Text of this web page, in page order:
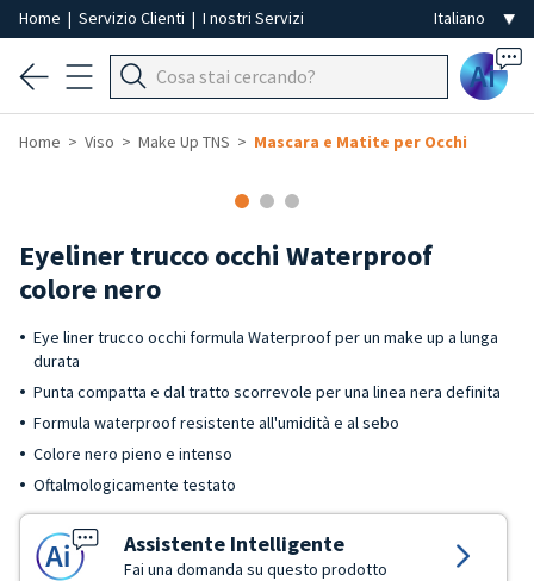
Home | Servizio Clienti | I nostri Servizi
Ai
Home Viso Make Up TNS Mascara e Matite per Occhi
Eyeliner trucco occhi Waterproof
colore nero
Eye liner trucco occhi formula Waterproof per un make up a lunga
durata
Punta compatta e dal tratto scorrevole per una linea nera definita
Formula waterproof resistente all'umidità e al sebo
Colore nero pieno e intenso
Oftalmologicamente testato
Assistente Intelligente
Fai una domanda su questo prodotto